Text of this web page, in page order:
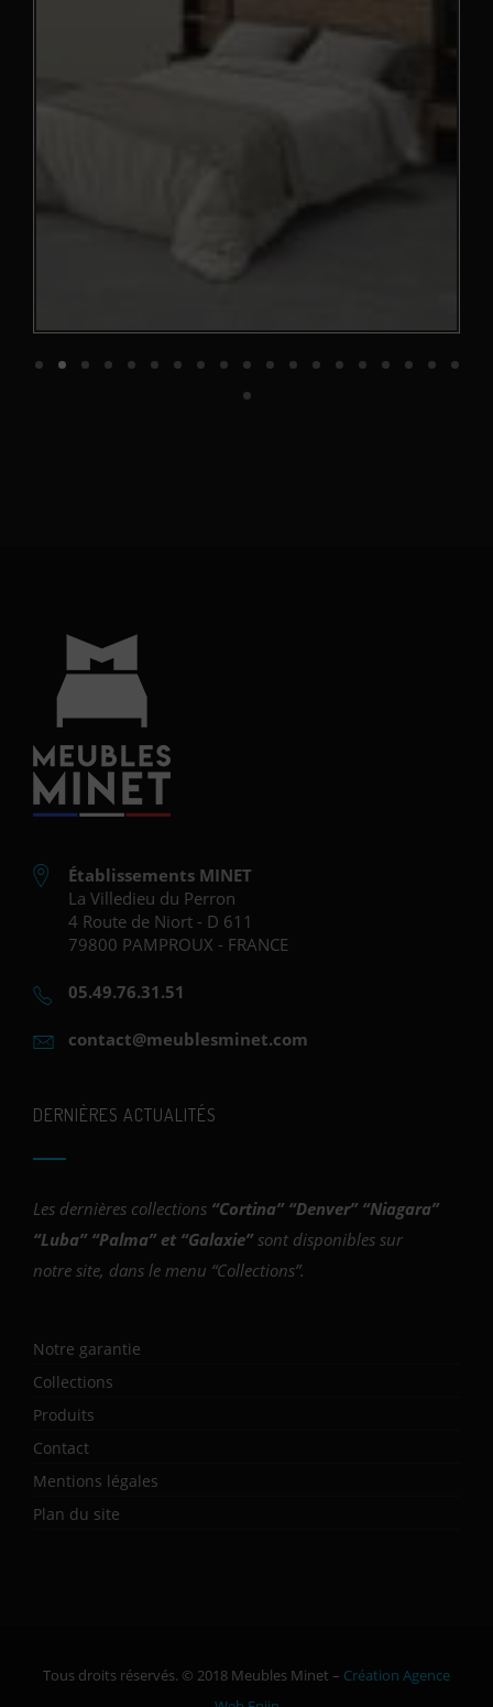
Établissements MINET
La Villedieu du Perron
4 Route de Niort - D 611
79800 PAMPROUX - FRANCE
05.49.76.31.51
contact@meublesminet.com
DERNIÈRES ACTUALITÉS
Les dernières collections “Cortina” “Denver” “Niagara”
“Luba” “Palma” et “Galaxie”sont disponibles sur
notre site, dans le menu “Collections”.
Notre garantie
Collections
Produits
Contact
Mentions légales
Plan du site
Tous droits réservés. © 2018 Meubles Minet – Création Agence